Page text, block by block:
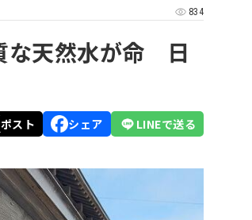
アジア
北米
中南米
ハワイ
ミクロネシア
オセアニア
834
な天然水が命 日
ポスト シェア LINEで送る